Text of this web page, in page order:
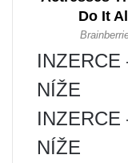
INZERCE
NÍŽE
INZERCE
NÍŽE